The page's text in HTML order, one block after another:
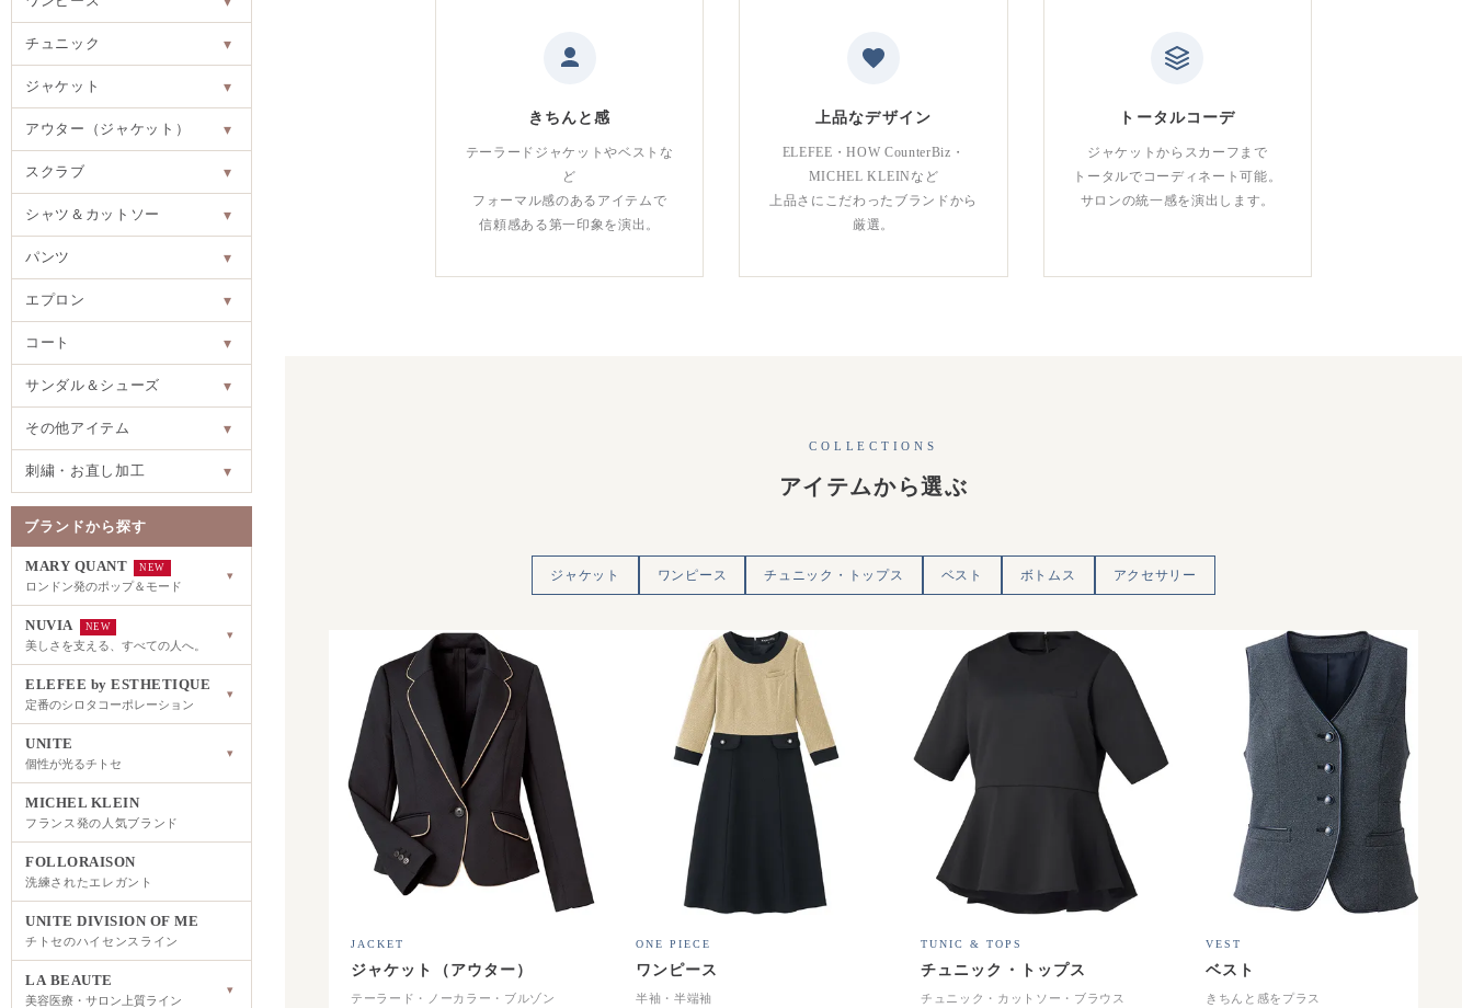
チュニック ▾
ジャケット ▾
アウター（ジャケット） ▾
スクラブ ▾
シャツ＆カットソー ▾
パンツ ▾
エプロン ▾
コート ▾
サンダル＆シューズ ▾
その他アイテム ▾
刺繍・お直し加工 ▾
ブランドから探す
MARY QUANT NEW
ロンドン発のポップ＆モード
▾
NUVIA NEW
美しさを支える、すべての人へ。
▾
ELEFEE by ESTHETIQUE
定番のシロタコーポレーション
▾
UNITE
個性が光るチトセ
▾
MICHEL KLEIN
フランス発の人気ブランド
FOLLORAISON
洗練されたエレガント
UNITE DIVISION OF ME
チトセのハイセンスライン
LA BEAUTE
美容医療・サロン上質ライン
▾
きちんと感
テーラードジャケットやベストな
ど
フォーマル感のあるアイテムで
信頼感ある第一印象を演出。
上品なデザイン
ELEFEE・HOW CounterBiz・
MICHEL KLEINなど
上品さにこだわったブランドから
厳選。
トータルコーデ
ジャケットからスカーフまで
トータルでコーディネート可能。
サロンの統一感を演出します。
COLLECTIONS
アイテムから選ぶ
ジャケット ワンピース チュニック・トップス ベスト ボトムス アクセサリー
JACKET
ジャケット（アウター）
テーラード・ノーカラー・ブルゾン
ONE PIECE
ワンピース
半袖・半端袖
TUNIC & TOPS
チュニック・トップス
チュニック・カットソー・ブラウス
VEST
ベスト
きちんと感をプラス